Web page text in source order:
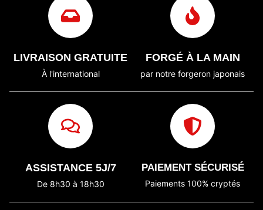
LIVRAISON GRATUITE
À l'international
FORGÉ À LA MAIN
par notre forgeron japonais
ASSISTANCE 5J/7
De 8h30 à 18h30
PAIEMENT SÉCURISÉ
Paiements 100% cryptés